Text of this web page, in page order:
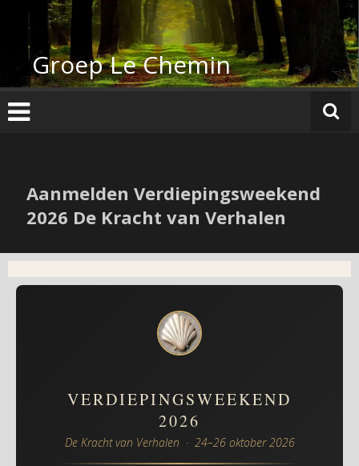
Groep Le Chemin
Aanmelden Verdiepingsweekend
2026 De Kracht van Verhalen
VERDIEPINGSWEEKEND
2026
De Kracht van Verhalen · 24–26 oktober 2026